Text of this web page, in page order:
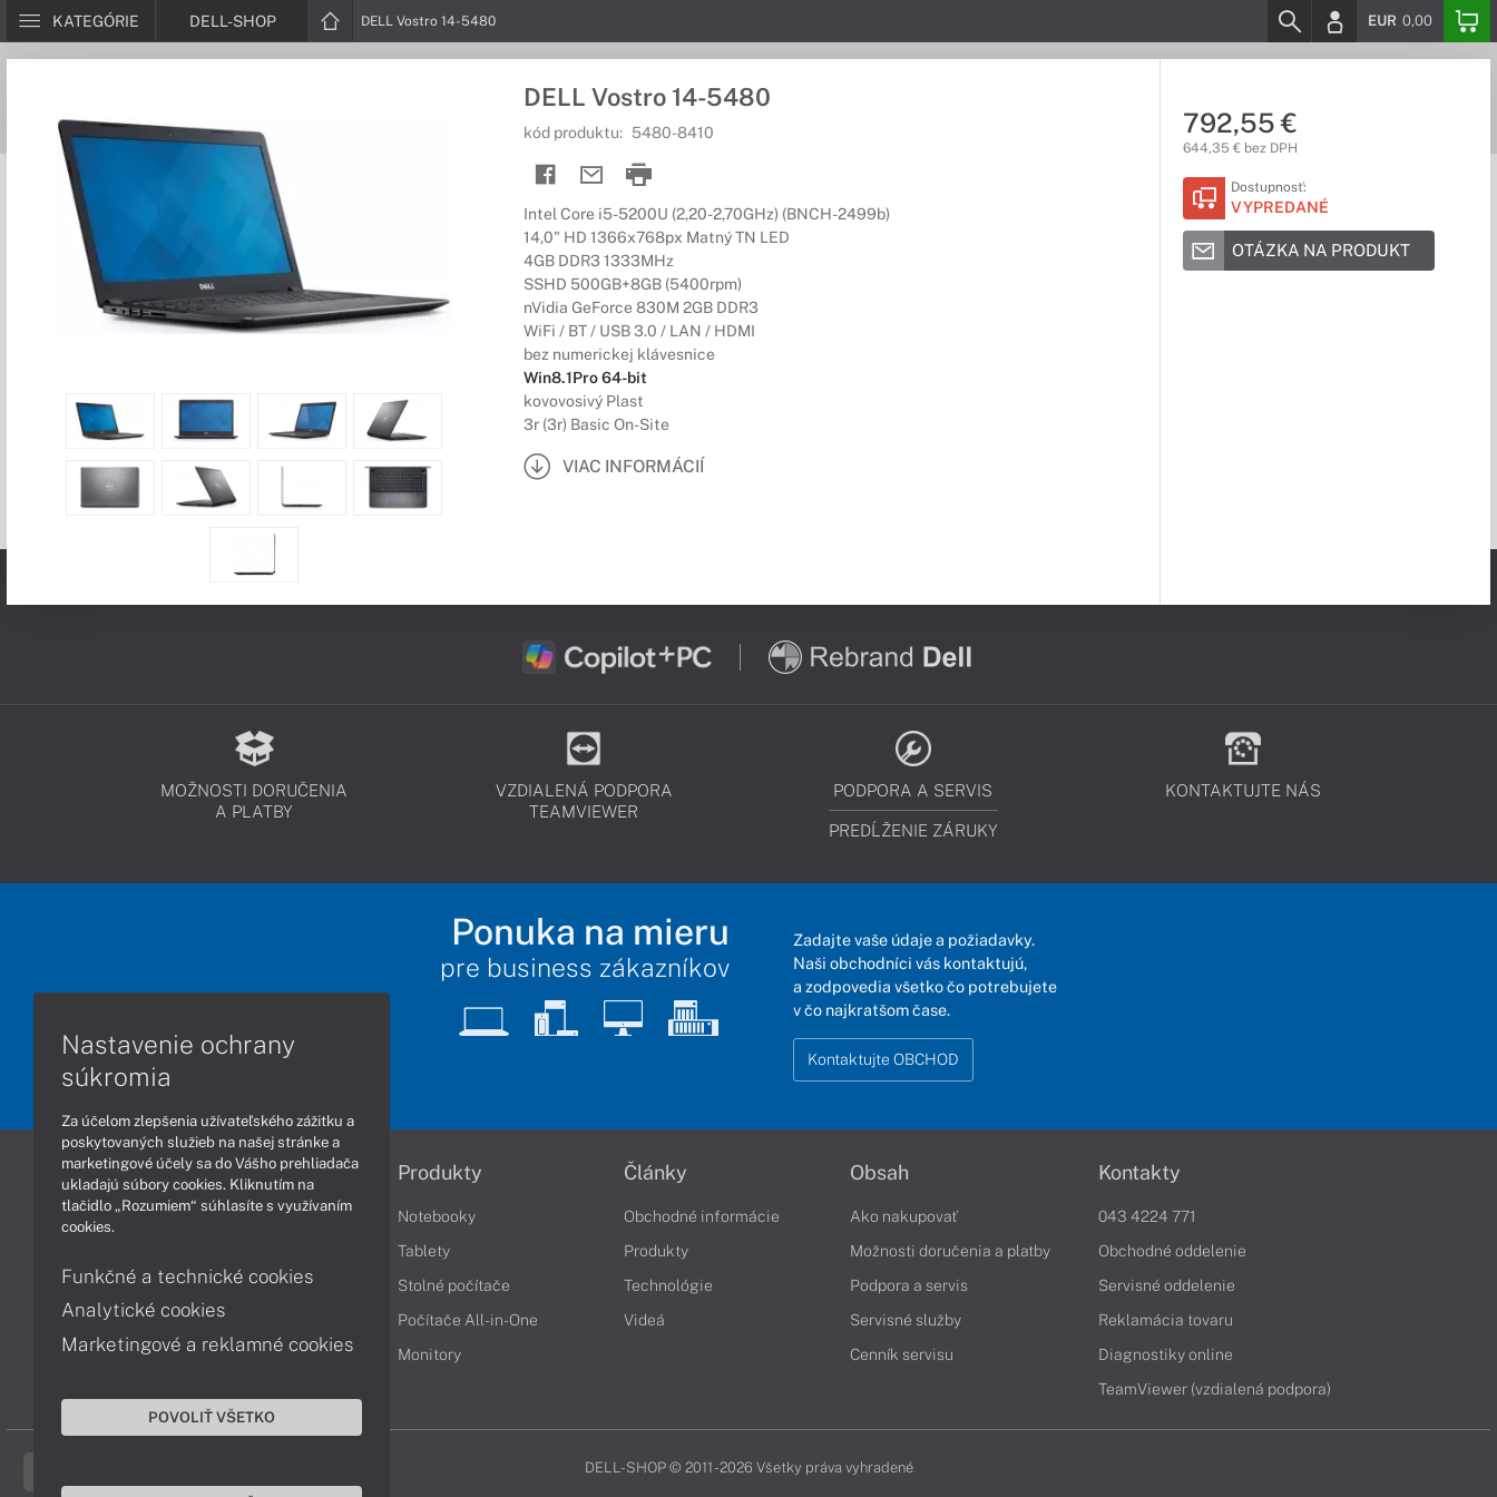
KATEGÓRIE DELL-SHOP DELL Vostro 14-5480 EUR 0,00
DELL Vostro 14-5480
kód produktu: 5480-8410
Intel Core i5-5200U (2,20-2,70GHz) (BNCH-2499b)
14,0" HD 1366x768px Matný TN LED
4GB DDR3 1333MHz
SSHD 500GB+8GB (5400rpm)
nVidia GeForce 830M 2GB DDR3
WiFi / BT / USB 3.0 / LAN / HDMI
bez numerickej klávesnice
Win8.1Pro 64-bit
kovovosivý Plast
3r (3r) Basic On-Site
VIAC INFORMÁCIÍ
792,55 €
644,35 € bez DPH
Dostupnosť:
VYPREDANÉ
OTÁZKA NA PRODUKT
MOŽNOSTI DORUČENIA
A PLATBY
VZDIALENÁ PODPORA
TEAMVIEWER
PODPORA A SERVIS
PREDĹŽENIE ZÁRUKY
KONTAKTUJTE NÁS
Ponuka na mieru
pre business zákazníkov
Zadajte vaše údaje a požiadavky.
Naši obchodníci vás kontaktujú,
a zodpovedia všetko čo potrebujete
v čo najkratšom čase.
Kontaktujte OBCHOD
Informácie
Obchodné podmienky
Ochrana osobných údajov
Vrátenie tovaru
Vyhlásenie o prístupnosti
Produkty
Notebooky
Tablety
Stolné počítače
Počítače All-in-One
Monitory
Články
Obchodné informácie
Produkty
Technológie
Videá
Obsah
Ako nakupovať
Možnosti doručenia a platby
Podpora a servis
Servisné služby
Cenník servisu
Kontakty
043 4224 771
Obchodné oddelenie
Servisné oddelenie
Reklamácia tovaru
Diagnostiky online
TeamViewer (vzdialená podpora)
DELL-SHOP © 2011 - 2026 Všetky práva vyhradené
Nastavenie ochrany
súkromia
Za účelom zlepšenia užívateľského zážitku a
poskytovaných služieb na našej stránke a
marketingové účely sa do Vášho prehliadača
ukladajú súbory cookies. Kliknutím na
tlačidlo „Rozumiem“ súhlasíte s využívaním
cookies.
Funkčné a technické cookies
Analytické cookies
Marketingové a reklamné cookies
POVOLIŤ VŠETKO